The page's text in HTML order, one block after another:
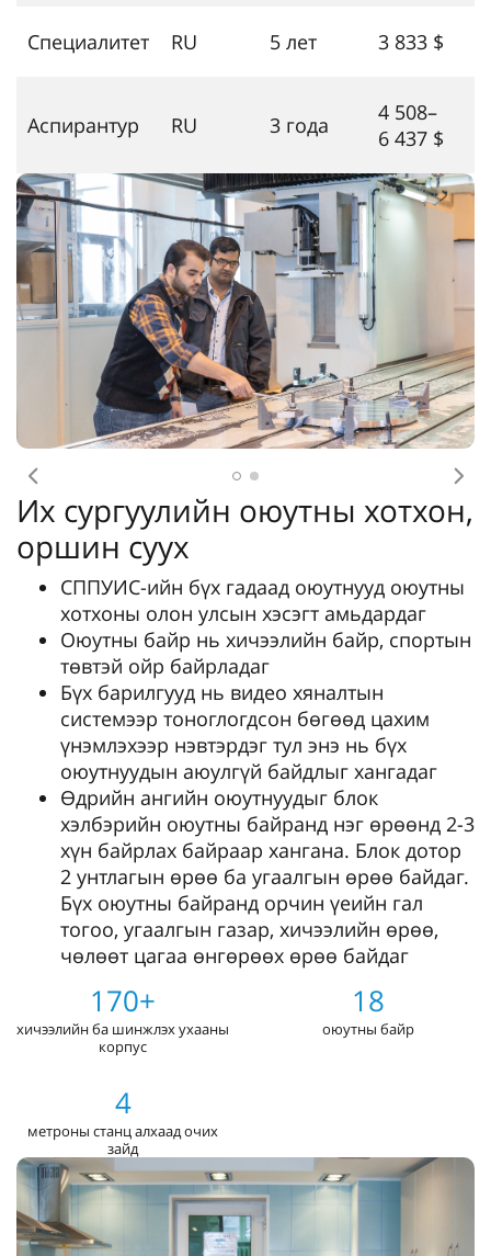
Специалитет RU 5 лет 3 833 $
Аспирантур RU 3 года
4 508–
6 437 $
Өмнөх
Их сургуулийн оюутны хотхон,
оршин суух
СППУИС-ийн бүх гадаад оюутнууд оюутны
хотхоны олон улсын хэсэгт амьдардаг
Оюутны байр нь хичээлийн байр, спортын
төвтэй ойр байрладаг
Бүх барилгууд нь видео хяналтын
системээр тоноглогдсон бөгөөд цахим
үнэмлэхээр нэвтэрдэг тул энэ нь бүх
оюутнуудын аюулгүй байдлыг хангадаг
Өдрийн ангийн оюутнуудыг блок
хэлбэрийн оюутны байранд нэг өрөөнд 2-3
хүн байрлах байраар хангана. Блок дотор
2 унтлагын өрөө ба угаалгын өрөө байдаг.
Бүх оюутны байранд орчин үеийн гал
тогоо, угаалгын газар, хичээлийн өрөө,
чөлөөт цагаа өнгөрөөх өрөө байдаг
170+
хичээлийн ба шинжлэх ухааны
корпус
18
оюутны байр
4
метроны станц алхаад очих
зайд